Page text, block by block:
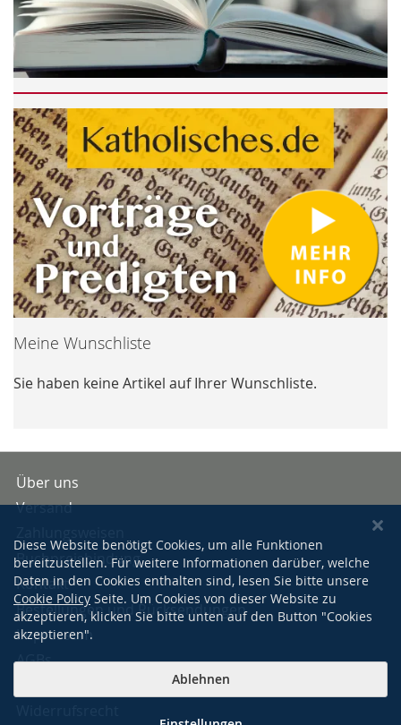
Meine Wunschliste
Sie haben keine Artikel auf Ihrer Wunschliste.
Über uns
Versand
Buchpreisbindung
Kontakt
Bestellungen und Rücksendungen
Impressum
AGBs
Diese Website benötigt Cookies, um alle Funktionen
bereitzustellen. Für weitere Informationen darüber, welche
Daten in den Cookies enthalten sind, lesen Sie bitte unsere
Cookie Policy Seite. Um Cookies von dieser Website zu
akzeptieren, klicken Sie bitte unten auf den Button "Cookies
akzeptieren".
Ablehnen